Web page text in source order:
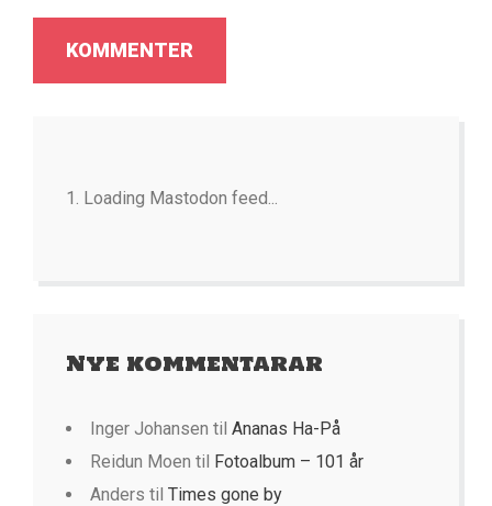
Loading Mastodon feed...
Nye kommentarar
Inger Johansen til Ananas Ha-På
Reidun Moen til Fotoalbum – 101 år
Anders til Times gone by